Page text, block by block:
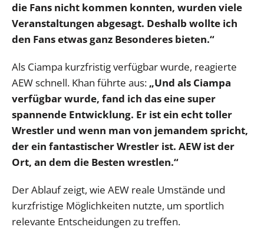
die Fans nicht kommen konnten, wurden viele
Veranstaltungen abgesagt. Deshalb wollte ich
den Fans etwas ganz Besonderes bieten.“
Als Ciampa kurzfristig verfügbar wurde, reagierte
AEW schnell. Khan führte aus: „Und als Ciampa
verfügbar wurde, fand ich das eine super
spannende Entwicklung. Er ist ein echt toller
Wrestler und wenn man von jemandem spricht,
der ein fantastischer Wrestler ist. AEW ist der
Ort, an dem die Besten wrestlen.“
Der Ablauf zeigt, wie AEW reale Umstände und
kurzfristige Möglichkeiten nutzte, um sportlich
relevante Entscheidungen zu treffen.